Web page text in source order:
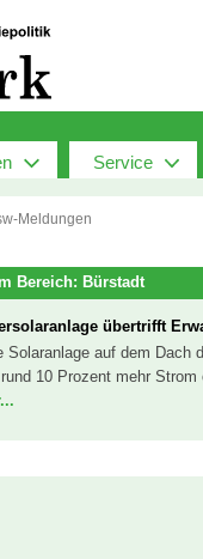
Service
Meldungen
Bereich: Bürstadt
übertrifft
Solaranlage auf dem Dach
10 Prozent mehr